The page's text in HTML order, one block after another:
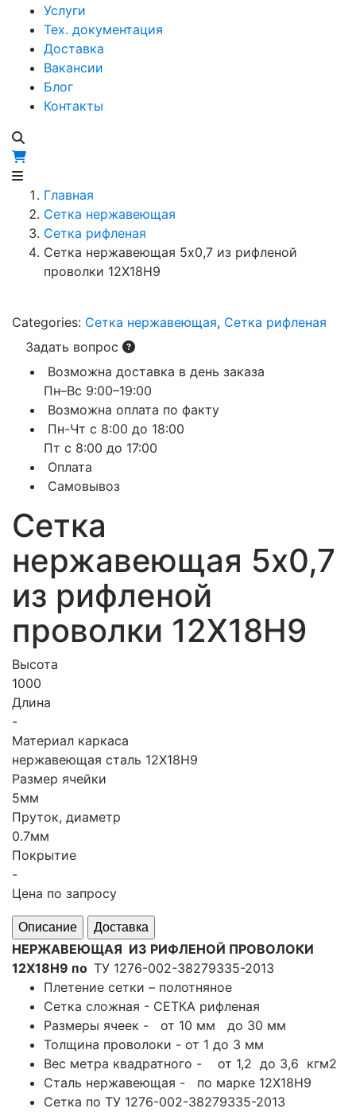
Услуги
Тех. документация
Доставка
Вакансии
Блог
Контакты
Главная
Сетка нержавеющая
Сетка рифленая
Сетка нержавеющая 5х0,7 из рифленой
проволки 12Х18Н9
Categories: Сетка нержавеющая, Сетка рифленая
Задать вопрос
Возможна доставка в день заказа
Пн–Вс 9:00–19:00
Возможна оплата по факту
Пн-Чт с 8:00 до 18:00
Пт с 8:00 до 17:00
Оплата
Самовывоз
Сетка
нержавеющая 5х0,7
из рифленой
проволки 12Х18Н9
Высота
1000
Длина
-
Материал каркаса
нержавеющая сталь 12Х18Н9
Размер ячейки
5мм
Пруток, диаметр
0.7мм
Покрытие
-
Цена по запросу
Описание Доставка
НЕРЖАВЕЮЩАЯ ИЗ РИФЛЕНОЙ ПРОВОЛОКИ
12Х18Н9 по ТУ 1276-002-38279335-2013
Плетение сетки – полотняное
Сетка сложная - СЕТКА рифленая
Размеры ячеек - от 10 мм до 30 мм
Толщина проволоки - от 1 до 3 мм
Вес метра квадратного - от 1,2 до 3,6 кгм2
Сталь нержавеющая - по марке 12Х18Н9
Сетка по ТУ 1276-002-38279335-2013